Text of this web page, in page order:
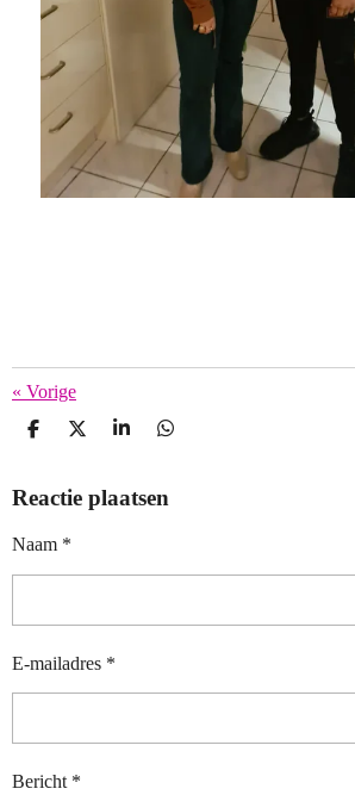
« Vorige
D
E
D
L
S
R
D
E
Reactie plaatsen
Naam *
E-mailadres *
Bericht *